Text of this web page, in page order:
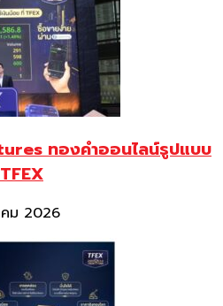
ทองคำออนไลน์รูปแบบ
ม 2026